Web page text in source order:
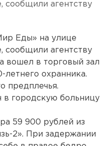
сообщили агентству
Еды» на улице
сообщили агентству
вошел в торговый зал
охранника.
предплечья.
в городскую больницу
59 900 рублей из
2». При задержании